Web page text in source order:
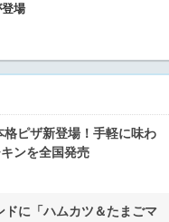
場
ピザ新登場！手軽に味わ
ンを全国発売
ドに「ハムカツ＆たまごマ